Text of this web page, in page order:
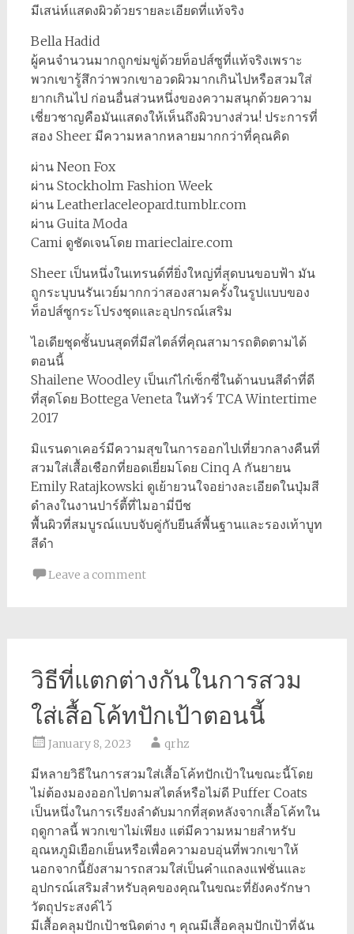
มีเสน่ห์แสดงผิวด้วยรายละเอียดที่แท้จริง
Bella Hadid
ผู้คนจำนวนมากถูกข่มขู่ด้วยท็อปส์ซูที่แท้จริงเพราะ
พวกเขารู้สึกว่าพวกเขาอวดผิวมากเกินไปหรือสวมใส่
ยากเกินไป ก่อนอื่นส่วนหนึ่งของความสนุกด้วยความ
เชี่ยวชาญคือมันแสดงให้เห็นถึงผิวบางส่วน! ประการที่
สอง Sheer มีความหลากหลายมากกว่าที่คุณคิด
ผ่าน Neon Fox
ผ่าน Stockholm Fashion Week
ผ่าน Leatherlaceleopard.tumblr.com
ผ่าน Guita Moda
Cami ดูชัดเจนโดย marieclaire.com
Sheer เป็นหนึ่งในเทรนด์ที่ยิ่งใหญ่ที่สุดบนขอบฟ้า มัน
ถูกระบุบนรันเวย์มากกว่าสองสามครั้งในรูปแบบของ
ท็อปส์ซูกระโปรงชุดและอุปกรณ์เสริม
ไอเดียชุดชั้นบนสุดที่มีสไตล์ที่คุณสามารถติดตามได้
ตอนนี้
Shailene Woodley เป็นเก๋ไก๋เซ็กซี่ในด้านบนสีดำที่ดี
ที่สุดโดย Bottega Veneta ในทัวร์ TCA Wintertime
2017
มิแรนดาเคอร์มีความสุขในการออกไปเที่ยวกลางคืนที่
สวมใส่เสื้อเชือกที่ยอดเยี่ยมโดย Cinq A กันยายน
Emily Ratajkowski ดูเย้ายวนใจอย่างละเอียดในปุ่มสี
ดำลงในงานปาร์ตี้ที่ไมอามี่บีช
พื้นผิวที่สมบูรณ์แบบจับคู่กับยีนส์พื้นฐานและรองเท้าบูท
สีดำ
Leave a comment
วิธีที่แตกต่างกันในการสวม
ใส่เสื้อโค้ทปักเป้าตอนนี้
January 8, 2023 qrhz
มีหลายวิธีในการสวมใส่เสื้อโค้ทปักเป้าในขณะนี้โดย
ไม่ต้องมองออกไปตามสไตล์หรือไม่ดี Puffer Coats
เป็นหนึ่งในการเรียงลำดับมากที่สุดหลังจากเสื้อโค้ทใน
ฤดูกาลนี้ พวกเขาไม่เพียง แต่มีความหมายสำหรับ
อุณหภูมิเยือกเย็นหรือเพื่อความอบอุ่นที่พวกเขาให้
นอกจากนี้ยังสามารถสวมใส่เป็นคำแถลงแฟชั่นและ
อุปกรณ์เสริมสำหรับลุคของคุณในขณะที่ยังคงรักษา
วัตถุประสงค์ไว้
มีเสื้อคลุมปักเป้าชนิดต่าง ๆ คุณมีเสื้อคลุมปักเป้าที่ฉัน